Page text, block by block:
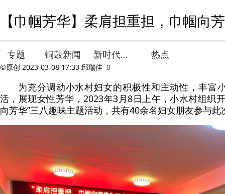
【巾帼芳华】柔肩担重担，巾帼向
专题 铜鼓新闻 新时代文明实践 热点
©原创 2023-03-08 17:33 邱瑞佳 0
为充分调动小水村妇女的积极性和主动性，丰富
活，展现女性芳华，2023年3月8日上午，小水村组织
向芳华”三八趣味主题活动，共有40余名妇女朋友参与此